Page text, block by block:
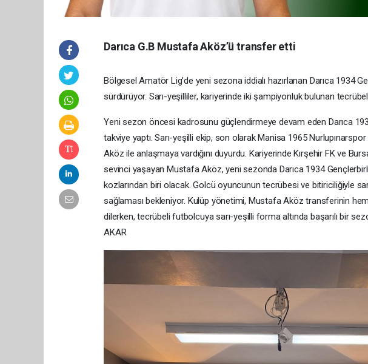
Darıca G.B Mustafa Aköz’ü transfer etti
Bölgesel Amatör Lig’de yeni sezona iddialı hazırlanan Darıca 1934
sürdürüyor. Sarı-yeşilliler, kariyerinde iki şampiyonluk bulunan
Yeni sezon öncesi kadrosunu güçlendirmeye devam eden Darıca
takviye yaptı. Sarı-yeşilli ekip, son olarak Manisa 1965
Aköz ile anlaşmaya vardığını duyurdu. Kariyerinde Kırşehir FK ve
sevinci yaşayan Mustafa Aköz, yeni sezonda Darıca 1934
kozlarından biri olacak. Golcü oyuncunun tecrübesi ve bitiriciliğiyle
sağlaması bekleniyor. Kulüp yönetimi, Mustafa Aköz transferinin hem
dilerken, tecrübeli futbolcuya sarı-yeşilli forma altında başarılı bir
AKAR